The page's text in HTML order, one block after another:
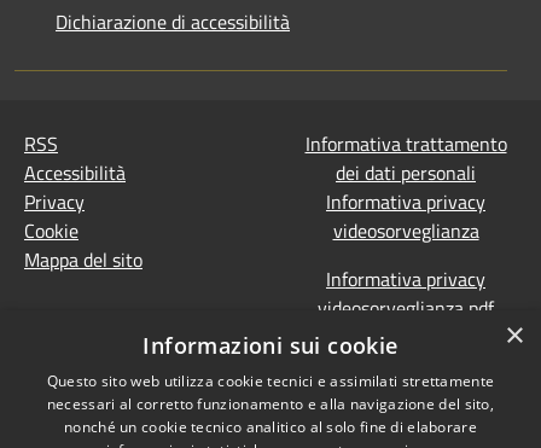
Dichiarazione di accessibilità
RSS
Accessibilità
Privacy
Cookie
Mappa del sito
Informativa trattamento
dei dati personali
Informativa privacy
videosorveglianza
Informativa privacy
videosorveglianza pdf
Dichiarazione di
Obiettivi accessibilità
Prevenzione della
×
Informazioni sui cookie
Questo sito web utilizza cookie tecnici e assimilati strettamente
necessari al corretto funzionamento e alla navigazione del sito,
nonché un cookie tecnico analitico al solo fine di elaborare